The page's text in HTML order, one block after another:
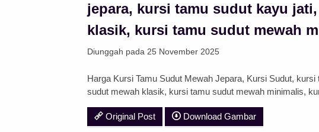
jepara, kursi tamu sudut kayu
klasik, kursi tamu sudut mewah
Diunggah pada 25 November 2025
Harga Kursi Tamu Sudut Mewah Jepara, Kursi Sudut,
sudut mewah klasik, kursi tamu sudut mewah minimalis,
Original Post Download Gambar